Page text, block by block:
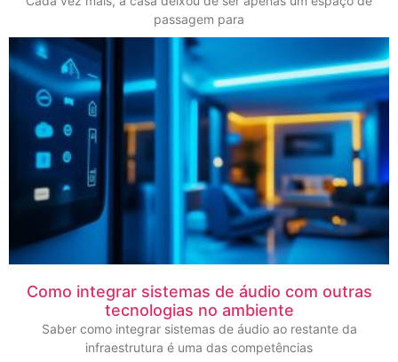
passagem para
Como integrar sistemas de áudio com outras
tecnologias no ambiente
Saber como integrar sistemas de áudio ao restante da
infraestrutura é uma das competências